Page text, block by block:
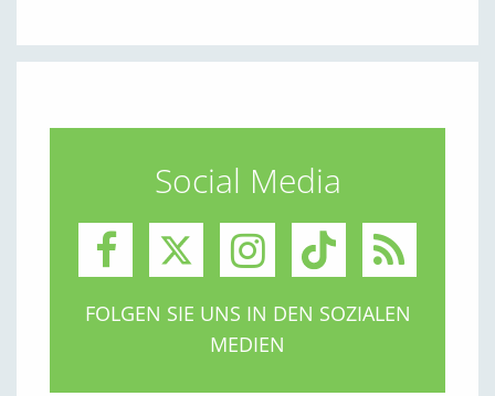
Social Media
FOLGEN SIE UNS IN DEN SOZIALEN
MEDIEN